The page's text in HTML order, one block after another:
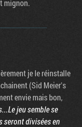
mignon.
je le réinstalle
(Sid Meier's
envie mais bon,
jeu semble se
seront divisées en